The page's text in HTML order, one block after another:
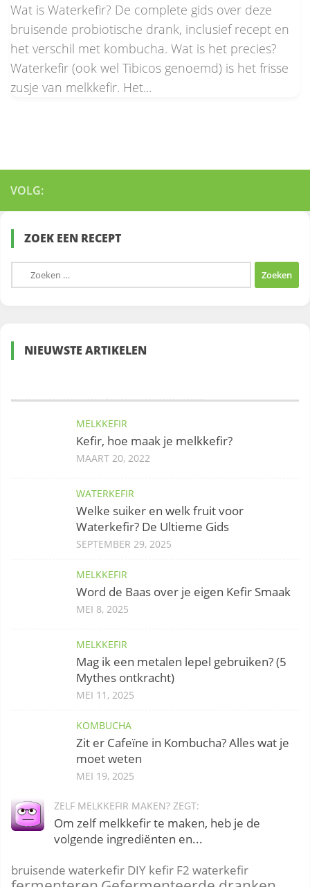
Wat is Waterkefir? De complete gids over deze
bruisende probiotische drank, inclusief recept en
het verschil met kombucha. Wat is het precies?
Waterkefir (ook wel Tibicos genoemd) is het frisse
zusje van melkkefir. Het...
VOLG:
ZOEK EEN RECEPT
Zoeken
naar:
NIEUWSTE ARTIKELEN
MELKKEFIR
Kefir, hoe maak je melkkefir?
MAART 20, 2022
WATERKEFIR
Welke suiker en welk fruit voor
Waterkefir? De Ultieme Gids
SEPTEMBER 29, 2025
MELKKEFIR
Word de Baas over je eigen Kefir Smaak
MEI 8, 2025
MELKKEFIR
Mag ik een metalen lepel gebruiken? (5
Mythes ontkracht)
MEI 11, 2025
KOMBUCHA
Zit er Cafeïne in Kombucha? Alles wat je
moet weten
MEI 19, 2025
ZELF MELKKEFIR MAKEN? ZEGT:
Om zelf melkkefir te maken, heb je de
volgende ingrediënten en...
bruisende waterkefir DIY kefir F2 waterkefir